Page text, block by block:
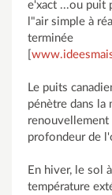
e'xact ...ou puit
l"air simple à
terminée
Le puits
pénètre dans la
renouvellement
profondeur de
En hiver, le sol
température